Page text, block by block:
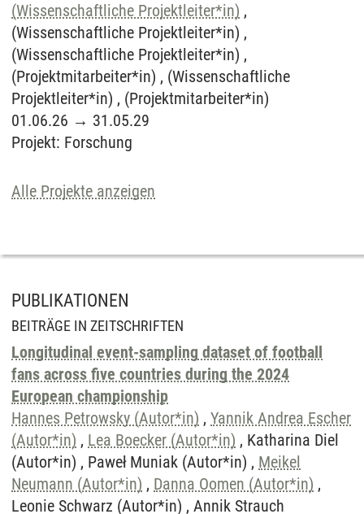
(Wissenschaftliche Projektleiter*in) ,
(Wissenschaftliche Projektleiter*in) ,
(Wissenschaftliche Projektleiter*in) ,
(Projektmitarbeiter*in) , (Wissenschaftliche
Projektleiter*in) , (Projektmitarbeiter*in)
01.06.26 → 31.05.29
Projekt: Forschung
Alle Projekte anzeigen
PUBLIKATIONEN
BEITRÄGE IN ZEITSCHRIFTEN
Longitudinal event-sampling dataset of football
fans across five countries during the 2024
European championship
Hannes Petrowsky (Autor*in) , Yannik Andrea Escher
(Autor*in) , Lea Boecker (Autor*in) , Katharina Diel
(Autor*in) , Paweł Muniak (Autor*in) , Meikel
Neumann (Autor*in) , Danna Oomen (Autor*in) ,
Leonie Schwarz (Autor*in) , Annik Strauch